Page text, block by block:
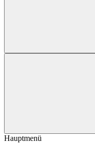
Hauptmenü